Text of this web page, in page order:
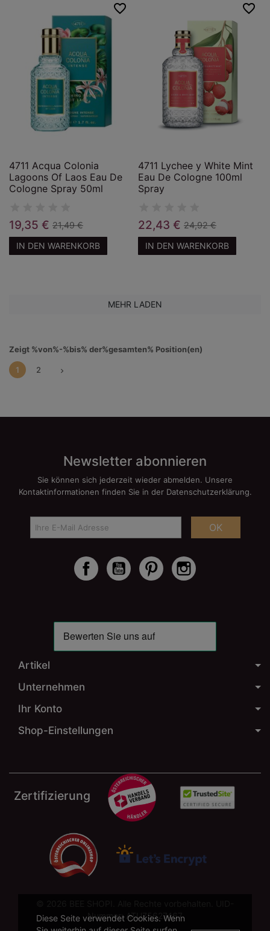
favorite_border
4711 Acqua Colonia
Lagoons Of Laos Eau De
Cologne Spray 50ml
19,35 € 21,49 €
IN DEN WARENKORB
favorite_border
4711 Lychee y White Mint
Eau De Cologne 100ml
Spray
22,43 € 24,92 €
IN DEN WARENKORB
MEHR LADEN
Zeigt %von%-%bis% der%gesamten% Position(en)
1 2 
Newsletter abonnieren
Sie können sich jederzeit wieder abmelden. Unsere
Kontaktinformationen finden Sie in der Datenschutzerklärung.
OK
Facebook YouTube Pinterest
Artikel
Unternehmen
Ihr Konto
Shop-Einstellungen
Zertifizierung
Nummer: ATU75627467
Diese Seite verwendet Cookies. Wenn